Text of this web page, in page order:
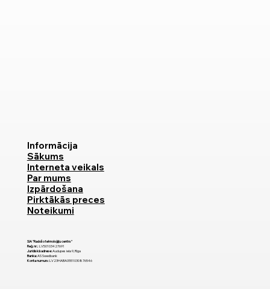
Informācija
Sākums
Interneta veikals
Par mums
Izpārdošana
Pirktākās preces
Noteikumi
SIA "Radošo tehnoloģiju centrs"
Reģ. nr.:LV50103427691
Juridiskā adrese:Audupes iela 9, Rīga
Banka:AS Swedbank
Konta numurs:LV23HABA0551030876546